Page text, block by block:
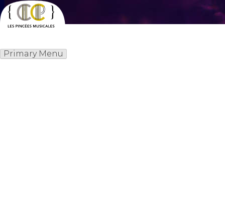
Skip
to
content
Les Pincées Musicales
Primary Menu